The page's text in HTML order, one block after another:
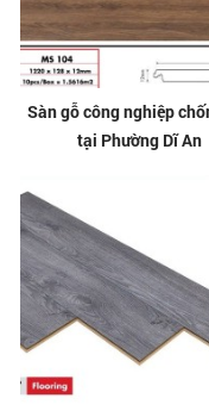
Sàn gỗ công nghiệp
tại Phường Dĩ An